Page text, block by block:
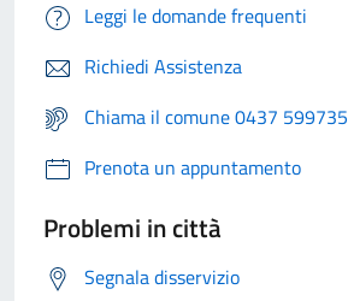
Leggi le domande frequenti
Richiedi Assistenza
Chiama il comune 0437 599735
Prenota un appuntamento
Problemi in città
Segnala disservizio